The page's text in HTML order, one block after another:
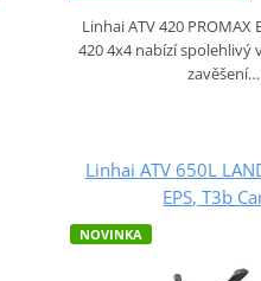
Linhai ATV 420 PROMAX
420 4x4 nabízí spolehlivý
zavěšení…
Linhai ATV 650L
EPS, T3b
NOVINKA